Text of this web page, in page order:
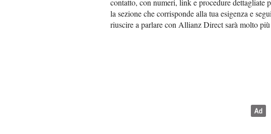
contatto, con numeri, link e procedure dettagliate
la sezione che corrisponde alla tua esigenza e
riuscire a parlare con Allianz Direct sarà molto